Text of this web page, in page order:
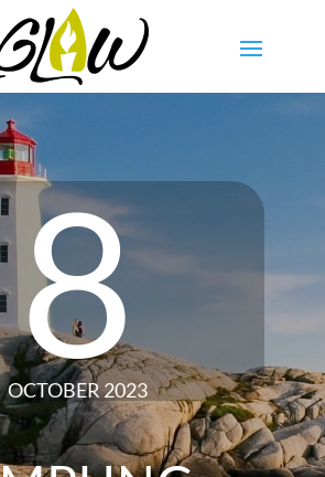
8
OCTOBER 2023